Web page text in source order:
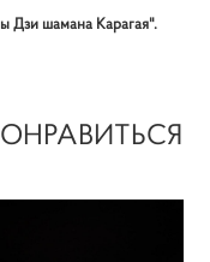
Дзи шамана Карагая".